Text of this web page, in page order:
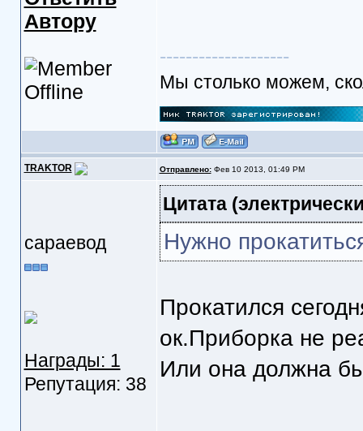
Автору
--------------------
Мы столько можем,
TRAKTOR Отправлено:Фев 10 2013, 01:49 PM
сараевод
Награды: 1
Репутация: 38
Цитата
Нужно
Прокатился
ок.Приборка не
Или она должна